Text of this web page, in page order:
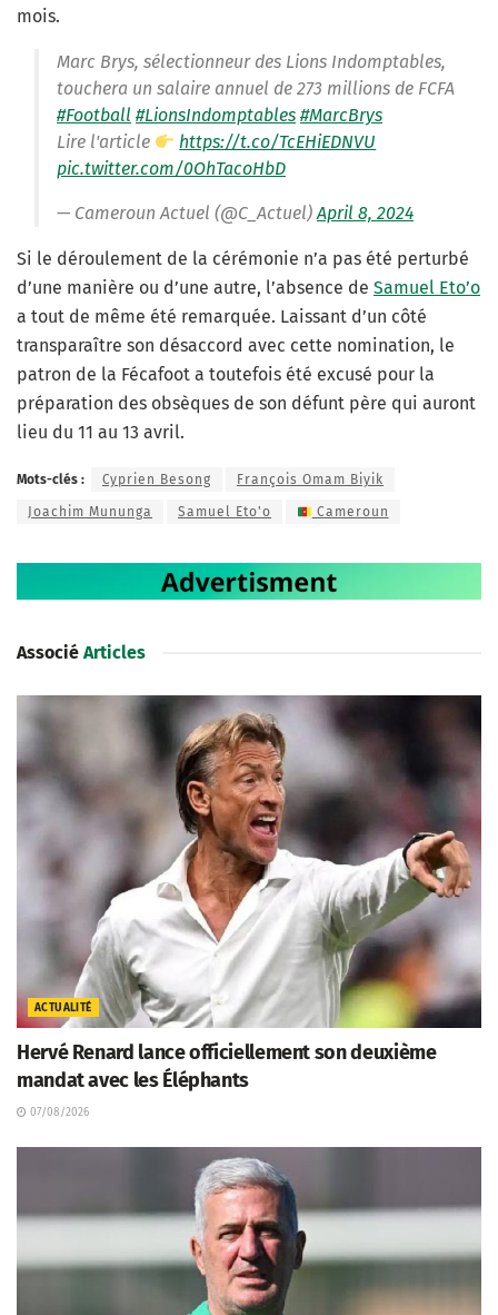
mois.
Marc Brys, sélectionneur des Lions Indomptables,
touchera un salaire annuel de 273 millions de FCFA
#Football #LionsIndomptables #MarcBrys
Lire l'article
https://t.co/TcEHiEDNVU
pic.twitter.com/0OhTacoHbD
— Cameroun Actuel (@C_Actuel)April 8, 2024
Si le déroulement de la cérémonie n’a pas été perturbé
d’une manière ou d’une autre, l’absence de Samuel Eto’o
a tout de même été remarquée. Laissant d’un côté
transparaître son désaccord avec cette nomination, le
patron de la Fécafoot a toutefois été excusé pour la
préparation des obsèques de son défunt père qui auront
lieu du 11 au 13 avril.
Mots-clés : Cyprien Besong François Omam Biyik
Joachim Mununga Samuel Eto'o Cameroun
Associé Articles
ACTUALITÉ
Hervé Renard lance officiellement son deuxième
mandat avec les Éléphants
07/08/2026